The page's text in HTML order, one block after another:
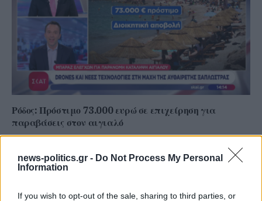
news-politics.gr - Do Not Process My Personal
Information
If you wish to opt-out of the sale, sharing to third parties, or
Ρόδος: Πρόστιμο 73.000 ευρώ σε επιχείρηση για
παραβάσεις στον αιγιαλό